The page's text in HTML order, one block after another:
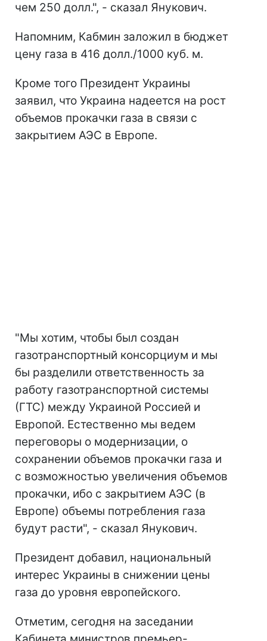
чем 250 долл.", - сказал Янукович.
Напомним, Кабмин заложил в бюджет
цену газа в 416 долл./1000 куб. м.
Кроме того Президент Украины
заявил, что Украина надеется на рост
объемов прокачки газа в связи с
закрытием АЭС в Европе.
"Мы хотим, чтобы был создан
газотранспортный консорциум и мы
бы разделили ответственность за
работу газотранспортной системы
(ГТС) между Украиной Россией и
Европой. Естественно мы ведем
переговоры о модернизации, о
сохранении объемов прокачки газа и
с возможностью увеличения объемов
прокачки, ибо с закрытием АЭС (в
Европе) объемы потребления газа
будут расти", - сказал Янукович.
Президент добавил, национальный
интерес Украины в снижении цены
газа до уровня европейского.
Отметим, сегодня на заседании